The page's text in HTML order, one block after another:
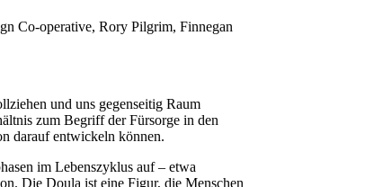
Co-operative, Rory Pilgrim, Finnegan
und uns gegenseitig Raum
zum Begriff der Fürsorge in den
darauf entwickeln können.
im Lebenszyklus auf – etwa
Die Doula ist eine Figur, die Menschen